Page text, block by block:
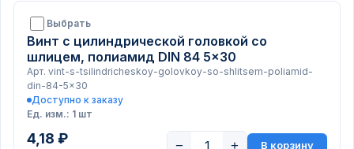
Выбрать
Винт с цилиндрической головкой со
шлицем, полиамид DIN 84 5x30
Арт. vint-s-tsilindricheskoy-golovkoy-so-shlitsem-poliamid-
din-84-5x30
Доступно к заказу
Ед. изм.: 1 шт
4,18 ₽ − + В корзину